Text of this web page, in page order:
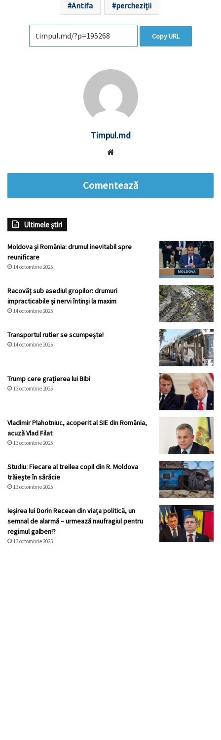
Antifa percheziții
Copy URL
Timpul.md
Comentează
Ultimele știri
Moldova și România: drumul inevitabil spre
reunificare
14 octombrie 2025
Racovăț sub asediul gropilor: drumuri
impracticabile și nervi întinși la maxim
14 octombrie 2025
Transportul rutier se scumpește!
14 octombrie 2025
Trump cere grațierea lui Bibi
13 octombrie 2025
Vladimir Plahotniuc, acoperit al SIE din România,
acuză Vlad Filat
13 octombrie 2025
Studiu: Fiecare al treilea copil din R. Moldova
trăiește în sărăcie
13 octombrie 2025
Ieșirea lui Dorin Recean din viața politică, un
semnal de alarmă – urmează naufragiul pentru
regimul galben!?
13 octombrie 2025